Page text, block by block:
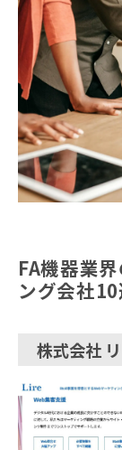
FA機器業
ング会社
株式会社